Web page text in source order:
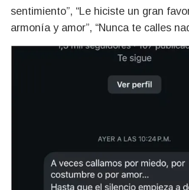
sentimiento”, “Le hiciste un gran
armonía y amor”, “Nunca te calles